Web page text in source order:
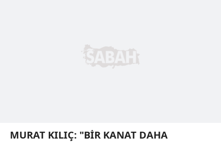
MURAT KILIÇ: "BİR KANAT DAHA